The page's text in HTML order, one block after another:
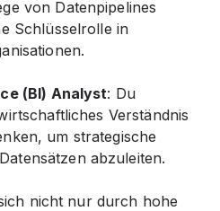
von Datenpipelines
Schlüsselrolle in
(BI) Analyst: Du
Verständnis
um strategische
abzuleiten.
nicht nur durch hohe